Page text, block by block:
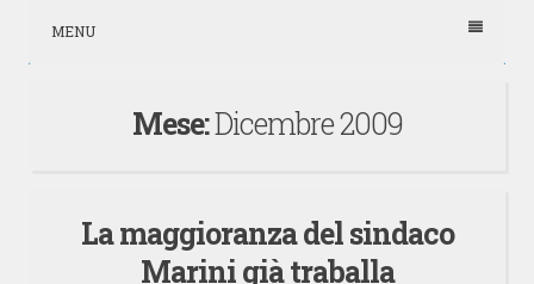
MENU
Mese:Dicembre 2009
La maggioranza del sindaco
Marini già traballa